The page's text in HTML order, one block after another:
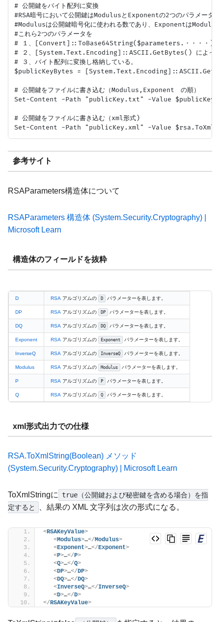
# 公開鍵をバイト配列に変換
#RSA暗号において公開鍵はModulusとExponentの2つのパラメータ
#Modulusは公開鍵暗号化に使われる数であり、ExponentはModulus
#これら2つのパラメータを
# １、[Convert]::ToBase64String($parameters.・・・・) に
# ２、[System.Text.Encoding]::ASCII.GetBytes() によって
# ３、バイト配列に変換し格納している。
$publicKeyBytes =
# 公開鍵をファイルに書き込む（Modulus,Exponent　の順）
Set-Content -Path "publicKey.txt" -Value
# 公開鍵をファイルに書き込む（xml形式)
参考サイト
RSAParameters構造体について
RSAParameters 構造体 (System.Security.Cryptography) |
Microsoft Learn
構造体のフィールドを抜粋
D RSA アルゴリズムの D パラメーターを表します。
DP RSA アルゴリズムの DP パラメーターを表します。
DQ RSA アルゴリズムの DQ パラメーターを表します。
Exponent RSA アルゴリズムの Exponent パラメーターを表します。
InverseQ RSA アルゴリズムの InverseQ パラメーターを表します。
Modulus RSA アルゴリズムの Modulus パラメーターを表します。
P RSA アルゴリズムの P パラメーターを表します。
Q RSA アルゴリズムの Q パラメーターを表します。
xml形式出力での仕様
RSA.ToXmlString(Boolean) メソッド
(System.Security.Cryptography) | Microsoft Learn
ToXmlStringに
true（公開鍵および秘密鍵を含める場合）を指
定すると
、結果の XML 文字列は次の形式になる。
<RSAKeyValue>
<Modulus>…</Modulus>
<Exponent>…</Exponent>
<P>…</P>
<Q>…</Q>
<DP>…</DP>
<DQ>…</DQ>
<InverseQ>…</InverseQ>
<D>…</D>
</RSAKeyValue>